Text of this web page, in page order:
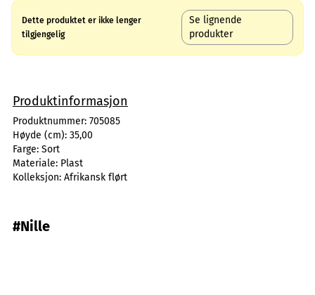
Dette produktet er ikke lenger
tilgjengelig
Se lignende
produkter
Produktinformasjon
Produktnummer: 705085
Høyde (cm): 35,00
Farge: Sort
Materiale: Plast
Kolleksjon: Afrikansk flørt
#Nille